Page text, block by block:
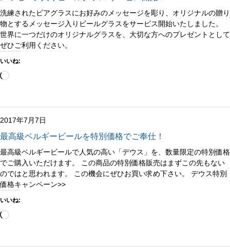
洗練されたビアグラスにお好みのメッセージを彫り、オリジナルの贈り
物とするメッセージ入りビールグラスをサービス開始いたしました。
世界に一つだけのオリジナルグラスを、大切な方へのプレゼントとして
ぜひご利用ください。
いいね:
読
み
中…
2017年7月7日
最高級ベルギービールを特別価格でご奉仕！
最高級ベルギービールで人気の高い「デウス」を、数量限定の特別価格
でご購入いただけます。 この商品の特別価格販売はまずこの先もない
のではと思われます。 この機会にぜひお買い求め下さい。 デウス特別
価格キャンペーン>>
いいね:
読
み